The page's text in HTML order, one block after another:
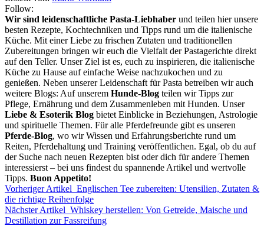
Follow:
Wir sind leidenschaftliche Pasta-Liebhaber und teilen hier unsere
besten Rezepte, Kochtechniken und Tipps rund um die italienische
Küche. Mit einer Liebe zu frischen Zutaten und traditionellen
Zubereitungen bringen wir euch die Vielfalt der Pastagerichte direkt
auf den Teller. Unser Ziel ist es, euch zu inspirieren, die italienische
Küche zu Hause auf einfache Weise nachzukochen und zu
genießen. Neben unserer Leidenschaft für Pasta betreiben wir auch
weitere Blogs: Auf unserem Hunde-Blog teilen wir Tipps zur
Pflege, Ernährung und dem Zusammenleben mit Hunden. Unser
Liebe & Esoterik Blog bietet Einblicke in Beziehungen, Astrologie
und spirituelle Themen. Für alle Pferdefreunde gibt es unseren
Pferde-Blog, wo wir Wissen und Erfahrungsberichte rund um
Reiten, Pferdehaltung und Training veröffentlichen. Egal, ob du auf
der Suche nach neuen Rezepten bist oder dich für andere Themen
interessierst – bei uns findest du spannende Artikel und wertvolle
Tipps. Buon Appetito!
Vorheriger Artikel Englischen Tee zubereiten: Utensilien, Zutaten &
die richtige Reihenfolge
Nächster Artikel Whiskey herstellen: Von Getreide, Maische und
Destillation zur Fassreifung